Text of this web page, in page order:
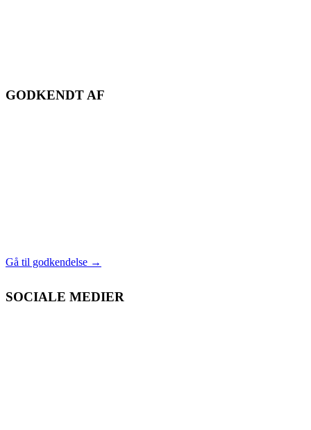
GODKENDT AF
Gå til godkendelse →
SOCIALE MEDIER